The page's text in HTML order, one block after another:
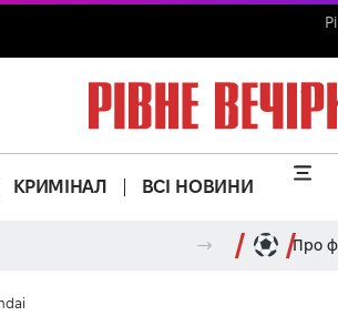
КРИМІНАЛ ВСІ НОВИНИ
Про